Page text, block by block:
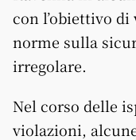
con l’obiettivo
norme sulla
irregolare.
Nel corso delle
violazioni,